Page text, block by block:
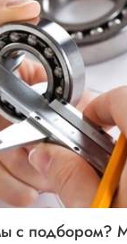
d, мм
D, мм
с подбором?